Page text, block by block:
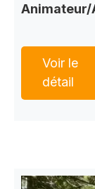
Voir le
détail